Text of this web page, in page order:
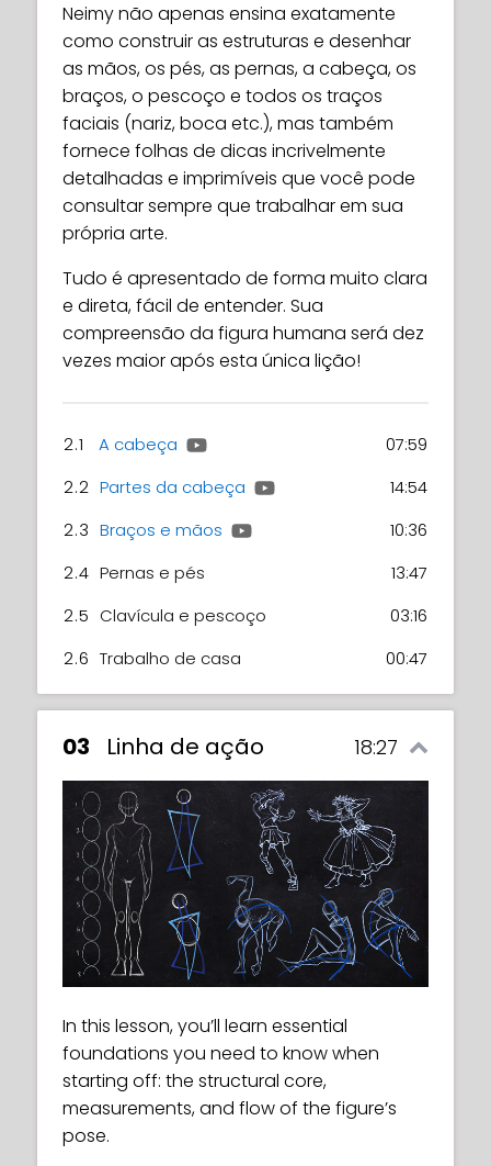
Neimy não apenas ensina exatamente
como construir as estruturas e desenhar
as mãos, os pés, as pernas, a cabeça, os
braços, o pescoço e todos os traços
faciais (nariz, boca etc.), mas também
fornece folhas de dicas incrivelmente
detalhadas e imprimíveis que você pode
consultar sempre que trabalhar em sua
própria arte.
Tudo é apresentado de forma muito clara
e direta, fácil de entender. Sua
compreensão da figura humana será dez
vezes maior após esta única lição!
2.1 A cabeça
07:59
2.2 Partes da cabeça
14:54
2.3 Braços e mãos
10:36
2.4 Pernas e pés
13:47
2.5 Clavícula e pescoço
03:16
2.6 Trabalho de casa 00:47
03 Linha de ação 18:27
In this lesson, you’ll learn essential
foundations you need to know when
starting off: the structural core,
measurements, and flow of the figure’s
pose.